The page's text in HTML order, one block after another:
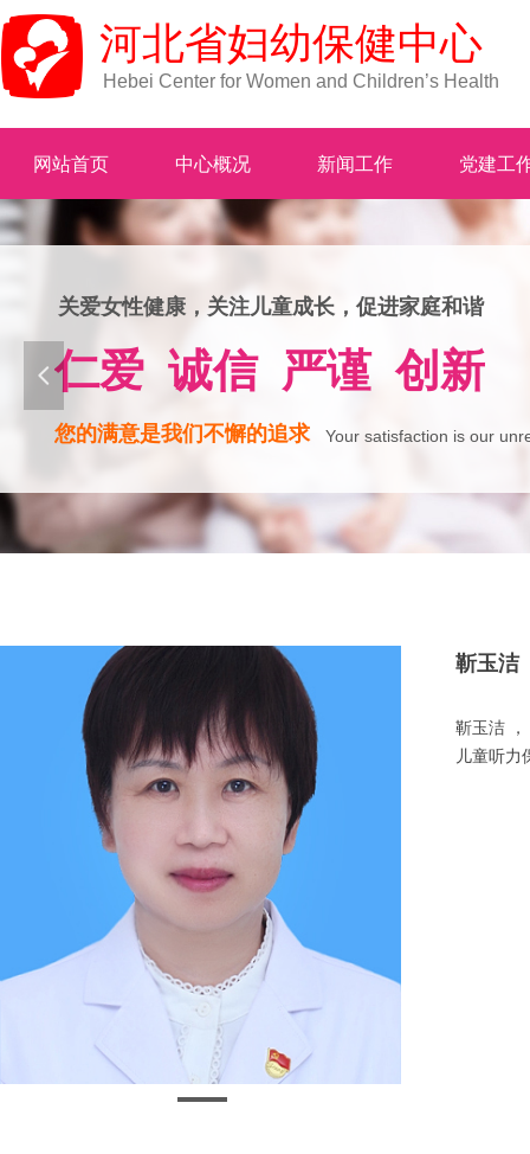
Hebei Center for Women and Children’s Health
河北省妇幼保健中心
您的满意是我们不懈的追求
仁爱 诚信 严谨 创新
关爱女性健康，关注儿童成长，促进家庭和谐
Your satisfaction is our
넳
网站首页 中心概况 新闻工作 党建工
靳玉洁
靳玉洁
儿童听力